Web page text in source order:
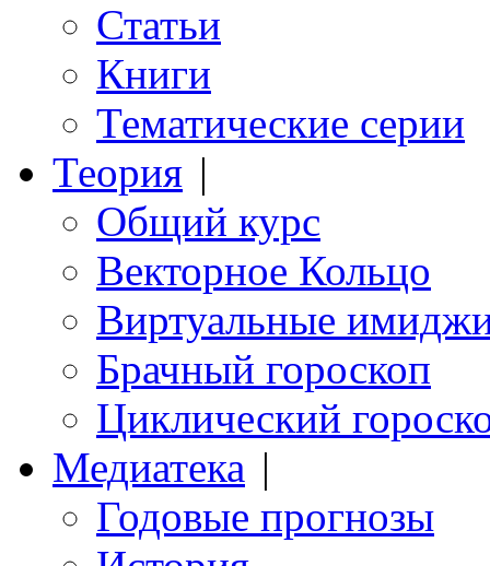
Статьи
Книги
Тематические серии
Теория |
Общий курс
Векторное Кольцо
Виртуальные
Брачный гороскоп
Циклический
Медиатека |
Годовые прогнозы